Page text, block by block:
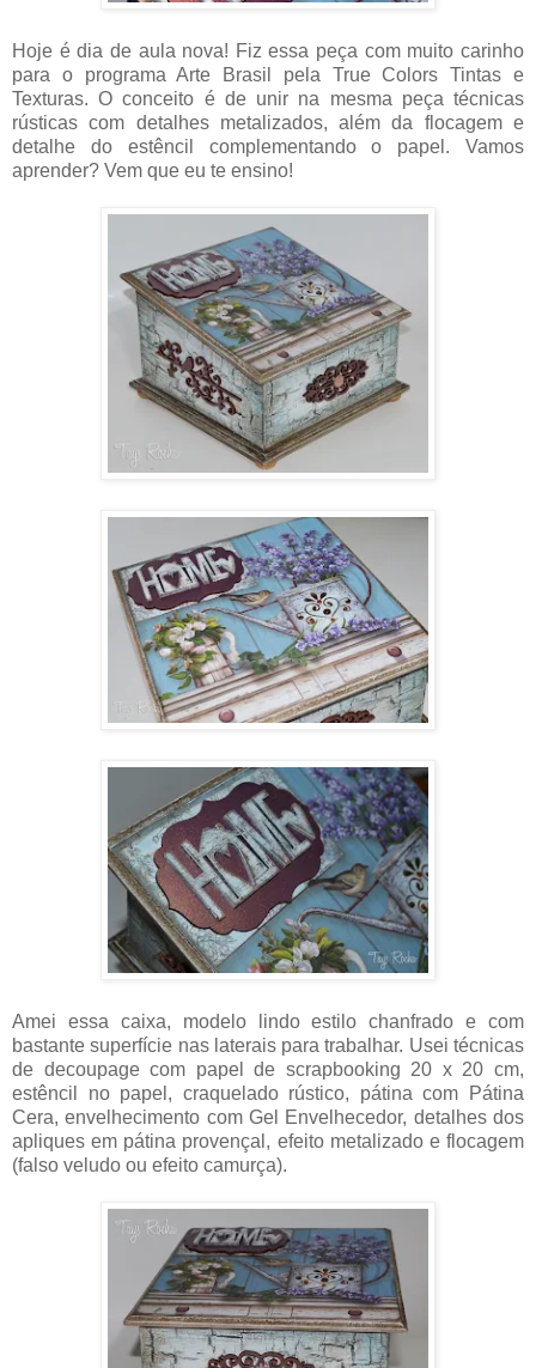
Hoje é dia de aula nova! Fiz essa peça com muito carinho
para o programa Arte Brasil pela True Colors Tintas e
Texturas. O conceito é de unir na mesma peça técnicas
rústicas com detalhes metalizados, além da flocagem e
detalhe do estêncil complementando o papel. Vamos
aprender? Vem que eu te ensino!
Amei essa caixa, modelo lindo estilo chanfrado e com
bastante superfície nas laterais para trabalhar. Usei técnicas
de decoupage com papel de scrapbooking 20 x 20 cm,
estêncil no papel, craquelado rústico, pátina com Pátina
Cera, envelhecimento com Gel Envelhecedor, detalhes dos
apliques em pátina provençal, efeito metalizado e flocagem
(falso veludo ou efeito camurça).